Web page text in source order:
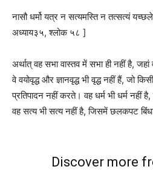
नासौ धर्मो यत्र न सत्यमस्ति न तत्सत्यं
अध्याय३५, श्लोक ५८ ]
अर्थात्‌ वह सभा वास्तव में सभा ही नहीं है,
वे वयोवृद्ध और ज्ञानवृद्ध भी वृद्ध नहीं हैं, जो
प्रतिपादन नहीं करते। वह धर्म भी धर्म नहीं
वह सत्य भी सत्य नहीं है, जिसमें छलकपट
Discover more